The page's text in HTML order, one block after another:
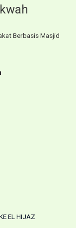
Berbasis Masjid
EL HIJAZ